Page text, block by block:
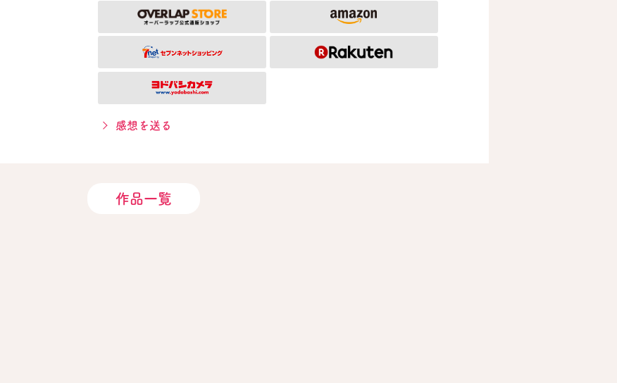
感想を送る
作品一覧